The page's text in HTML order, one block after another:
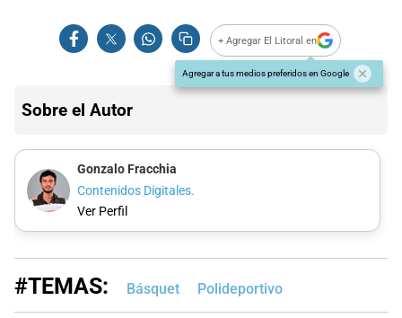
+ Agregar El Litoral en
Agregar a tus medios preferidos en Google
Sobre el Autor
Gonzalo Fracchia
Contenidos Digitales.
Ver Perfil
#TEMAS: Básquet Polideportivo